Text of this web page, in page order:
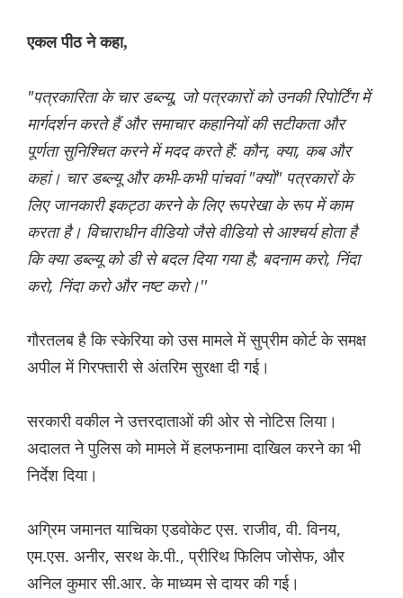
एकल पीठ ने कहा,
"पत्रकारिता के चार डब्ल्यू, जो पत्रकारों को उनकी रिपोर्टिंग में
मार्गदर्शन करते हैं और समाचार कहानियों की सटीकता और
पूर्णता सुनिश्चित करने में मदद करते हैं: कौन, क्या, कब और
कहां। चार डब्ल्यू और कभी-कभी पांचवां "क्यों" पत्रकारों के
लिए जानकारी इकट्ठा करने के लिए रूपरेखा के रूप में काम
करता है। विचाराधीन वीडियो जैसे वीडियो से आश्चर्य होता है
कि क्या डब्ल्यू को डी से बदल दिया गया है; बदनाम करो, निंदा
करो, निंदा करो और नष्ट करो।''
गौरतलब है कि स्केरिया को उस मामले में सुप्रीम कोर्ट के समक्ष
अपील में गिरफ्तारी से अंतरिम सुरक्षा दी गई।
सरकारी वकील ने उत्तरदाताओं की ओर से नोटिस लिया।
अदालत ने पुलिस को मामले में हलफनामा दाखिल करने का भी
निर्देश दिया।
अग्रिम जमानत याचिका एडवोकेट एस. राजीव, वी. विनय,
एम.एस. अनीर, सरथ के.पी., प्रीरिथ फिलिप जोसेफ, और
अनिल कुमार सी.आर. के माध्यम से दायर की गई।